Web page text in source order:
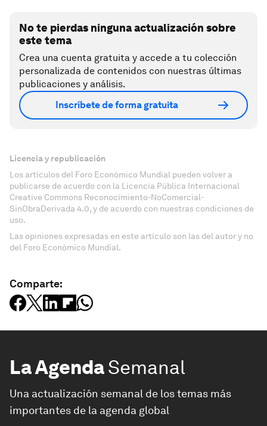
No te pierdas ninguna actualización sobre
este tema
Crea una cuenta gratuita y accede a tu colección
personalizada de contenidos con nuestras últimas
publicaciones y análisis.
Inscríbete de forma gratuita
Licencia y republicación
Los artículos del Foro Económico Mundial pueden volver a
publicarse de acuerdo con la Licencia Pública Internacional
Creative Commons Reconocimiento-NoComercial-
SinObraDerivada 4.0, y de acuerdo con nuestras condiciones de
uso.
Las opiniones expresadas en este artículo son las del autor y no
del Foro Económico Mundial.
Comparte:
La AgendaSemanal
Una actualización semanal de los temas más
importantes de la agenda global